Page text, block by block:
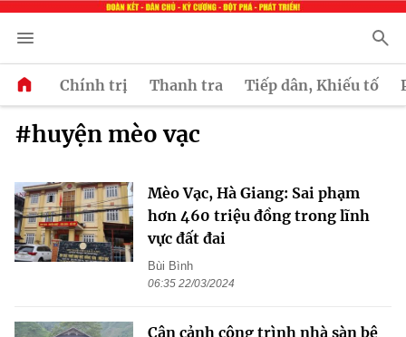
Chính trị Thanh tra Tiếp dân, Khiếu tố
#huyện mèo vạc
Mèo Vạc, Hà Giang: Sai phạm
hơn 460 triệu đồng trong lĩnh
vực đất đai
Bùi Bình
06:35 22/03/2024
Cận cảnh công trình nhà sàn bê